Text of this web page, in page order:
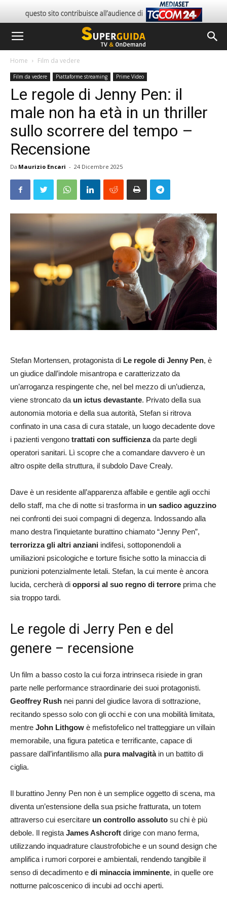
Home Film da vedere
Film da vedere Piattaforme streaming Prime Video
Le regole di Jenny Pen: il
male non ha età in un thriller
sullo scorrere del tempo –
Recensione
Da Maurizio Encari - 24 Dicembre 2025
Stefan Mortensen, protagonista di Le regole di Jenny Pen, è
un giudice dall’indole misantropa e caratterizzato da
un’arroganza respingente che, nel bel mezzo di un’udienza,
viene stroncato da un ictus devastante. Privato della sua
autonomia motoria e della sua autorità, Stefan si ritrova
confinato in una casa di cura statale, un luogo decadente dove
i pazienti vengono trattati con sufficienzada parte degli
operatori sanitari. Lì scopre che a comandare davvero è un
altro ospite della struttura, il subdolo Dave Crealy.
Dave è un residente all’apparenza affabile e gentile agli occhi
dello staff, ma che di notte si trasforma in un sadico aguzzino
nei confronti dei suoi compagni di degenza. Indossando alla
mano destra l’inquietante burattino chiamato “Jenny Pen”,
terrorizza gli altri anziani indifesi, sottoponendoli a
umiliazioni psicologiche e torture fisiche sotto la minaccia di
punizioni potenzialmente letali. Stefan, la cui mente è ancora
lucida, cercherà di opporsi al suo regno di terrore prima che
sia troppo tardi.
Le regole di Jerry Pen e del
genere – recensione
Un film a basso costo la cui forza intrinseca risiede in gran
parte nelle performance straordinarie dei suoi protagonisti.
Geoffrey Rush nei panni del giudice lavora di sottrazione,
recitando spesso solo con gli occhi e con una mobilità limitata,
mentre John Lithgow è mefistofelico nel tratteggiare un villain
memorabile, una figura patetica e terrificante, capace di
passare dall’infantilismo alla pura malvagitàin un battito di
ciglia.
Il burattino Jenny Pen non è un semplice oggetto di scena, ma
diventa un’estensione della sua psiche fratturata, un totem
attraverso cui esercitare un controllo assoluto su chi è più
debole. Il regista James Ashcroft dirige con mano ferma,
utilizzando inquadrature claustrofobiche e un sound design che
amplifica i rumori corporei e ambientali, rendendo tangibile il
senso di decadimento e di minaccia imminente, in quelle ore
notturne palcoscenico di incubi ad occhi aperti.